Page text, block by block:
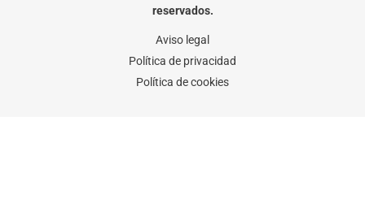
-
m
reservados.
Aviso legal
Política de privacidad
Política de cookies